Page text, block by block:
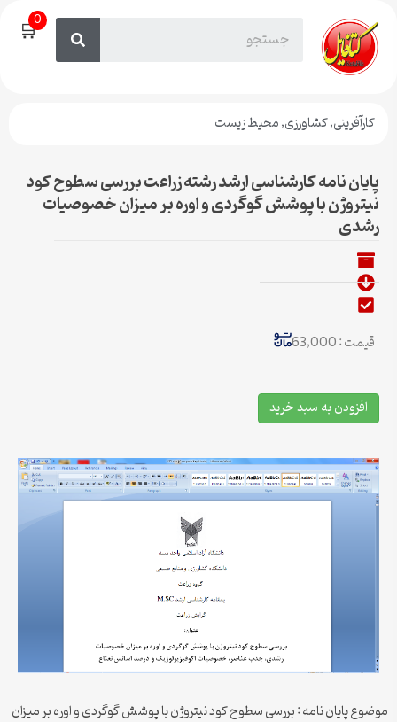
🛒0
کارآفرینی,کشاورزی,محیط زیست
پایان نامه کارشناسی ارشد رشته زراعت بررسی سطوح کود
نیتروژن با پوشش گوگردی و اوره بر میزان خصوصیات
رشدی
قیمت : 63,000
افزودن به سبد خرید
موضوع پایان نامه : بررسی سطوح کود نیتروژن با پوشش گوگردی و اوره بر میزان